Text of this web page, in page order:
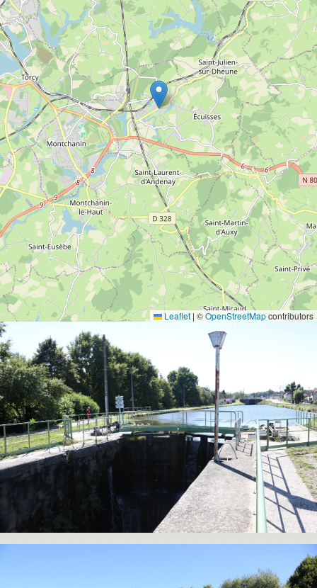
Leaflet | ©OpenStreetMapcontributors